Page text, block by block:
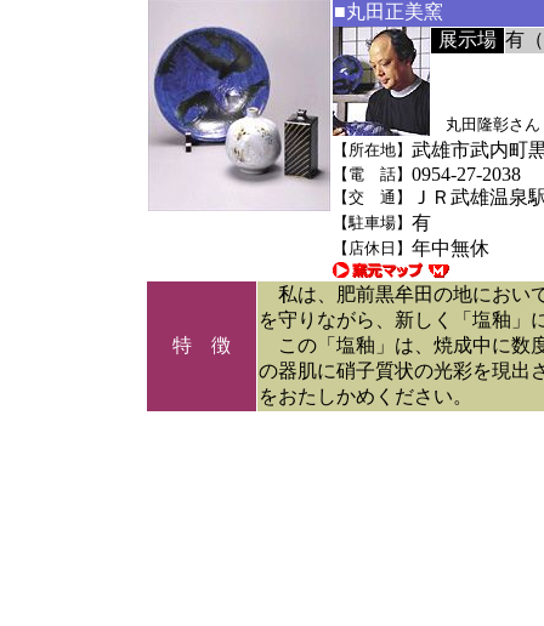
■丸田正美窯
展示場 有
丸田隆彰さん
【所在地】 武雄市武内町
【電 話】 0954-27-2038
【交 通】 ＪＲ武雄温泉
【駐車場】 有
【店休日】 年中無休
特 徴
私は、肥前黒牟田の地におい
を守りながら、新しく「塩釉」
この「塩釉」は、焼成中に数
の器肌に硝子質状の光彩を現出
をおたしかめください。